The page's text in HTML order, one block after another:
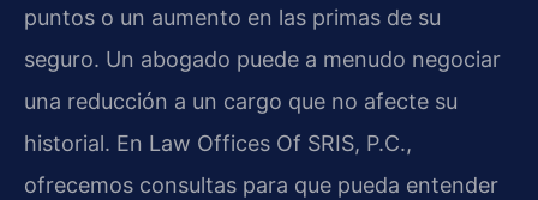
puntos o un aumento en las primas de su
seguro. Un abogado puede a menudo negociar
una reducción a un cargo que no afecte su
historial. En Law Offices Of SRIS, P.C.,
ofrecemos consultas para que pueda entender